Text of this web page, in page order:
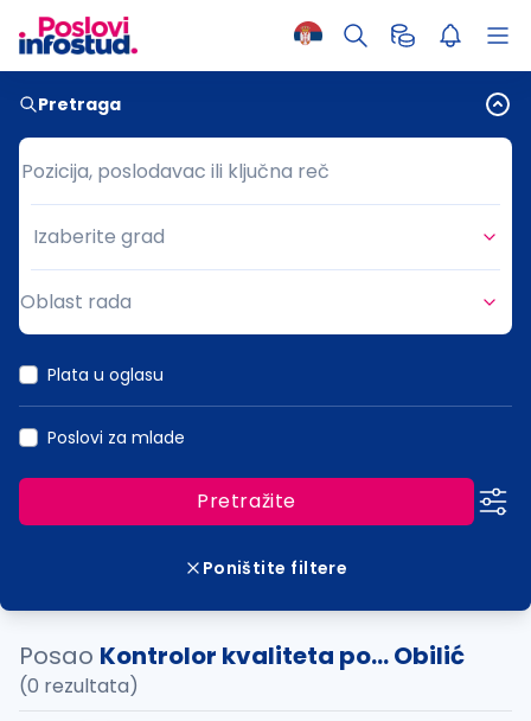
Pretraga
Pozicija, poslodavac ili ključna reč
Pozicija, poslodavac ili ključna reč
Grad
Izaberite grad
Oblast rada
Plata u oglasu
Poslovi za mlade
Pretražite
Poništite filtere
Posao Kontrolor kvaliteta po... Obilić
(0 rezultata)